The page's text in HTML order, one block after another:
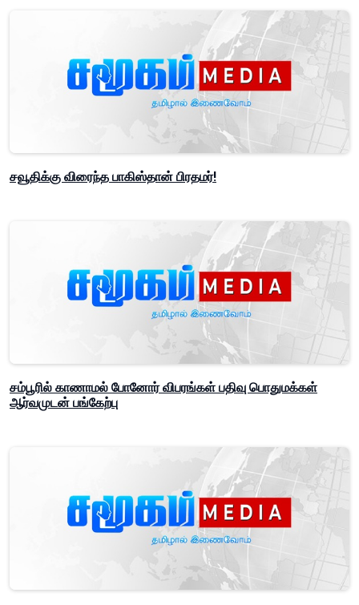
சவூதிக்கு விரைந்த பாகிஸ்தான் பிரதமர்!
சம்பூரில் காணாமல் போனோர் விபரங்கள் பதிவு பொதுமக்கள்
ஆர்வமுடன் பங்கேற்பு